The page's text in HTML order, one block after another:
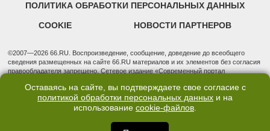
ПОЛИТИКА ОБРАБОТКИ ПЕРСОНАЛЬНЫХ ДАННЫХ
COOKIE НОВОСТИ ПАРТНЕРОВ
©2007—2026 66.RU. Воспроизведение, сообщение, доведение до всеобщего
сведения размещенных на сайте 66.RU материалов и их элементов без согласия
правообладателя запрещено. Сетевое издание «Современный портал
надзору в сфере связи, информационных технологий и массовых коммуникаций
(Роскомнадзор). Регистрационный номер ЭЛ № ФС 77 - 76634 от 02.09.2019
Учредитель: Общество с ограниченной ответственностью "66.ру". Юридический
3, оф. 7015 Фактический адрес редакции и отдела продаж: 620014, Свердловская
Оставаясь на сайте, вы подтверждаете свое согласие с
политикой обработки персональных данных и на
использование cookie-файлов.